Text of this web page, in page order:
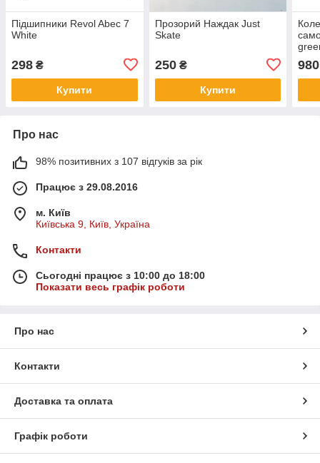
Підшипники Revol Abec 7
White
298 ₴
Купити
Прозорий Наждак Just
Skate
250₴
Купити
980
Про нас
98% позитивних з 107 відгуків за рік
Працює з 29.08.2016
м. Київ
Київська 9, Київ, Україна
Контакти
Сьогодні працює з 10:00 до 18:00
Показати весь графік роботи
Про нас
Контакти
Доставка та оплата
Графік роботи